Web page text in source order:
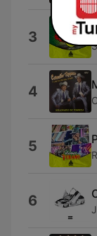
3
4
5
6